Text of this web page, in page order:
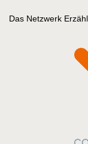
Das Netzwerk